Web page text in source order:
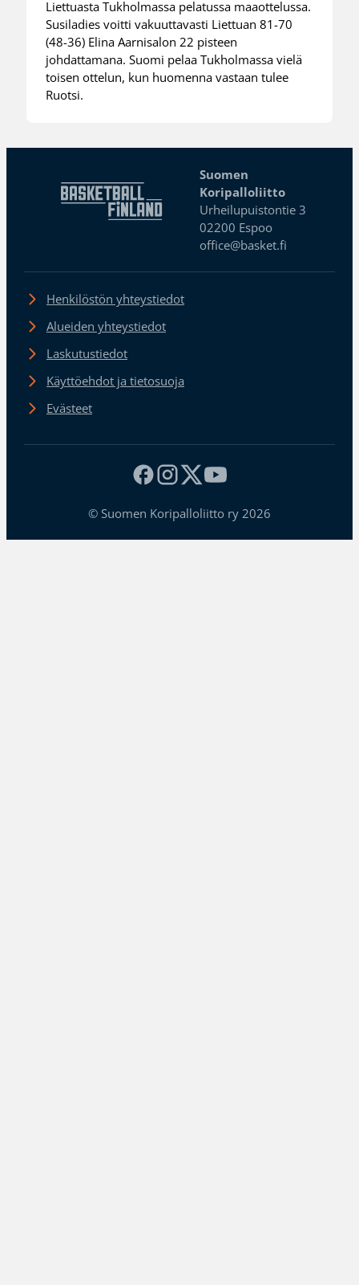
Liettuasta Tukholmassa pelatussa maaottelussa.
Susiladies voitti vakuuttavasti Liettuan 81-70
(48-36) Elina Aarnisalon 22 pisteen
johdattamana. Suomi pelaa Tukholmassa vielä
toisen ottelun, kun huomenna vastaan tulee
Ruotsi.
Suomen
Koripalloliitto
Urheilupuistontie 3
02200 Espoo
office@basket.fi
Henkilöstön yhteystiedot
Alueiden yhteystiedot
Laskutustiedot
Käyttöehdot ja tietosuoja
Evästeet
© Suomen Koripalloliitto ry 2026